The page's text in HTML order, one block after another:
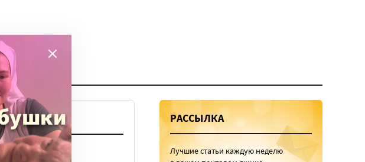
РАССЫЛКА
Лучшие статьи каждую неделю